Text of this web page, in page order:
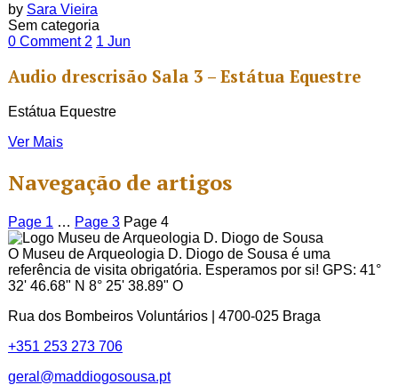
by Sara Vieira
Sem categoria
0 Comment 2 1 Jun
Audio drescrisão Sala 3 – Estátua Equestre
Estátua Equestre
Ver Mais
Navegação de artigos
Page 1 … Page 3 Page 4
O Museu de Arqueologia D. Diogo de Sousa é uma
referência de visita obrigatória. Esperamos por si! GPS: 41°
32' 46.68" N 8° 25' 38.89" O
Rua dos Bombeiros Voluntários | 4700-025 Braga
+351 253 273 706
geral@maddiogosousa.pt